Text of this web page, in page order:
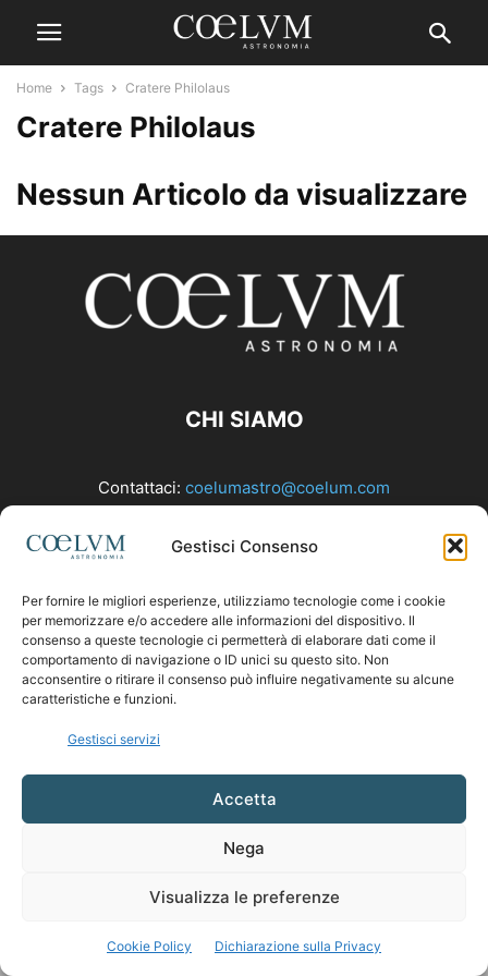
Gestisci Consenso
Per fornire le migliori esperienze, utilizziamo tecnologie come i cookie
per memorizzare e/o accedere alle informazioni del dispositivo. Il
consenso a queste tecnologie ci permetterà di elaborare dati come il
comportamento di navigazione o ID unici su questo sito. Non
acconsentire o ritirare il consenso può influire negativamente su alcune
caratteristiche e funzioni.
Gestisci servizi
Accetta
Nega
Visualizza le preferenze
Cookie Policy Dichiarazione sulla Privacy
Home Tags Cratere Philolaus
Cratere Philolaus
Nessun Articolo da visualizzare
CHI SIAMO
Contattaci: coelumastro@coelum.com
SEGUICI